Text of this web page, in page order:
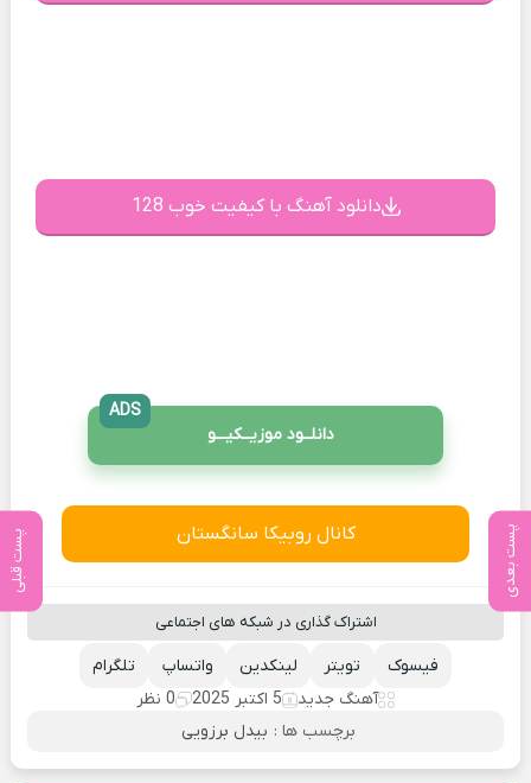
پست بعدی پست قبلی
دانلود آهنگ با کیفیت خوب 128
دانلــود موزیــکیـــو
ADS
کانال روبیکا سانگستان
اشتراک گذاری در شبکه های اجتماعی
تلگرام واتساپ لینکدین تویتر
فیسوک
آهنگ جدید
5 اکتبر 2025
0 نظر
برچسب ها : بیدل برزویی